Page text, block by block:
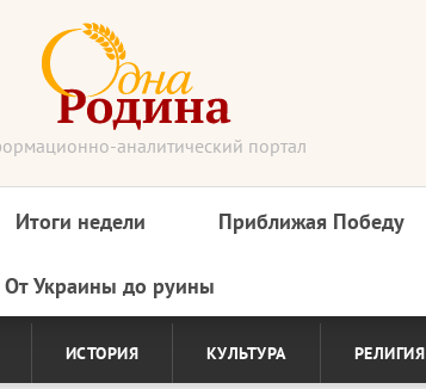
аналитический портал
Итоги недели Приближая Победу
От Украины до руины
ИСТОРИЯ КУЛЬТУРА РЕЛИГИЯ